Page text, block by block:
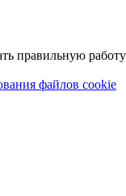
правильную
файлов cookie